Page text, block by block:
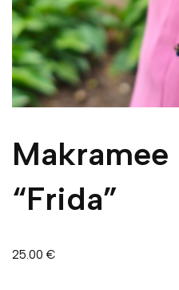
Makramee
“Frida”
25.00 €